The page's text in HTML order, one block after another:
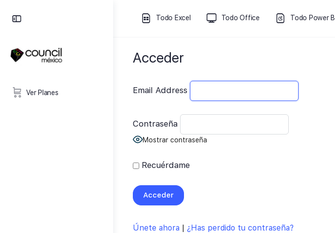
Ver Planes
Todo Excel Todo Office Todo Power BI
Acceder
Email Address
Contraseña
Mostrar contraseña
Recuérdame
Únete ahora | ¿Has perdido tu contraseña?